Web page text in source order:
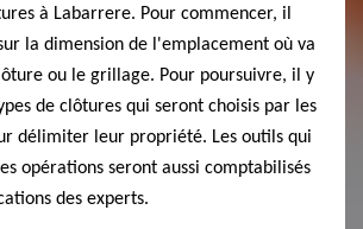
à Labarrere. Pour commencer, il
la dimension de l'emplacement où va
ou le grillage. Pour poursuivre, il y
de clôtures qui seront choisis par les
délimiter leur propriété. Les outils qui
opérations seront aussi comptabilisés
des experts.